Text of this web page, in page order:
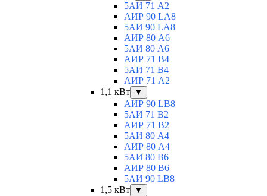
5АИ 71 A2
АИР 90 LA8
5АИ 90 LA8
АИР 80 А6
5АИ 80 A6
АИР 71 В4
5АИ 71 B4
АИР 71 A2
1,1 кВт
▼
АИР 90 LB8
5АИ 71 B2
АИР 71 В2
5АИ 80 A4
АИР 80 А4
5АИ 80 В6
АИР 80 B6
5АИ 90 LB8
1,5 кВт
▼